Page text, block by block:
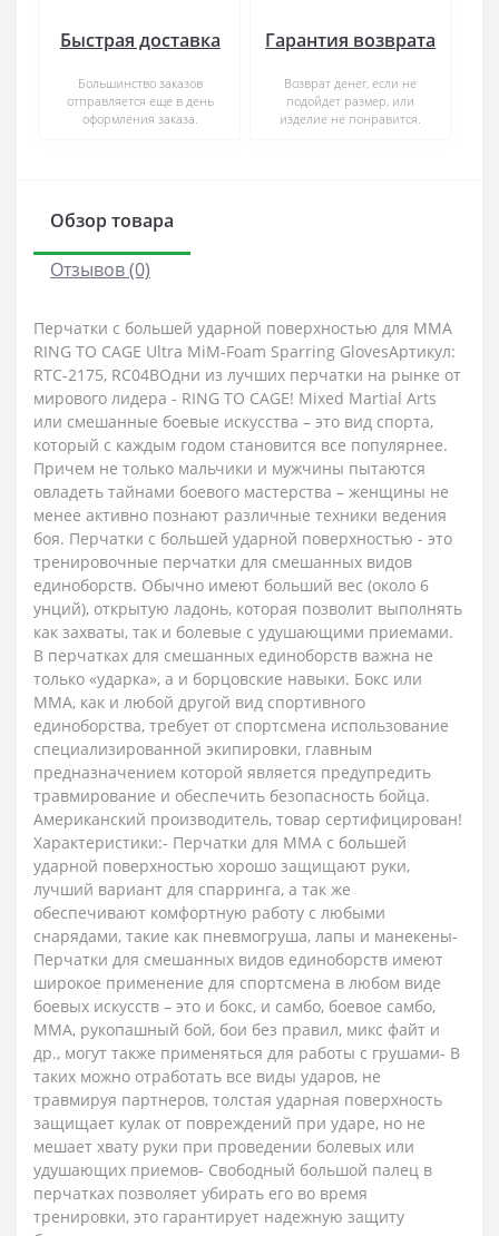
Быстрая доставка
Большинство заказов
отправляется еще в день
оформления заказа.
Гарантия возврата
Возврат денег, если не
подойдет размер, или
изделие не понравится.
Обзор товара
Отзывов (0)
Перчатки с большей ударной поверхностью для MMA
RING TO CAGE Ultra MiM-Foam Sparring GlovesАртикул:
RTC-2175, RC04BОдни из лучших перчатки на рынке от
мирового лидера - RING TO CAGE! Mixed Martial Arts
или смешанные боевые искусства – это вид спорта,
который с каждым годом становится все популярнее.
Причем не только мальчики и мужчины пытаются
овладеть тайнами боевого мастерства – женщины не
менее активно познают различные техники ведения
боя. Перчатки с большей ударной поверхностью - это
тренировочные перчатки для смешанных видов
единоборств. Обычно имеют больший вес (около 6
унций), открытую ладонь, которая позволит выполнять
как захваты, так и болевые с удушающими приемами.
В перчатках для смешанных единоборств важна не
только «ударка», а и борцовские навыки. Бокс или
MMA, как и любой другой вид спортивного
единоборства, требует от спортсмена использование
специализированной экипировки, главным
предназначением которой является предупредить
травмирование и обеспечить безопасность бойца.
Американский производитель, товар сертифицирован!
Характеристики:- Перчатки для MMA с большей
ударной поверхностью хорошо защищают руки,
лучший вариант для спарринга, а так же
обеспечивают комфортную работу с любыми
снарядами, такие как пневмогруша, лапы и манекены-
Перчатки для смешанных видов единоборств имеют
широкое применение для спортсмена в любом виде
боевых искусств – это и бокс, и самбо, боевое самбо,
MMA, рукопашный бой, бои без правил, микс файт и
др., могут также применяться для работы с грушами- В
таких можно отработать все виды ударов, не
травмируя партнеров, толстая ударная поверхность
защищает кулак от повреждений при ударе, но не
мешает хвату руки при проведении болевых или
удушающих приемов- Свободный большой палец в
перчатках позволяет убирать его во время
тренировки, это гарантирует надежную защиту